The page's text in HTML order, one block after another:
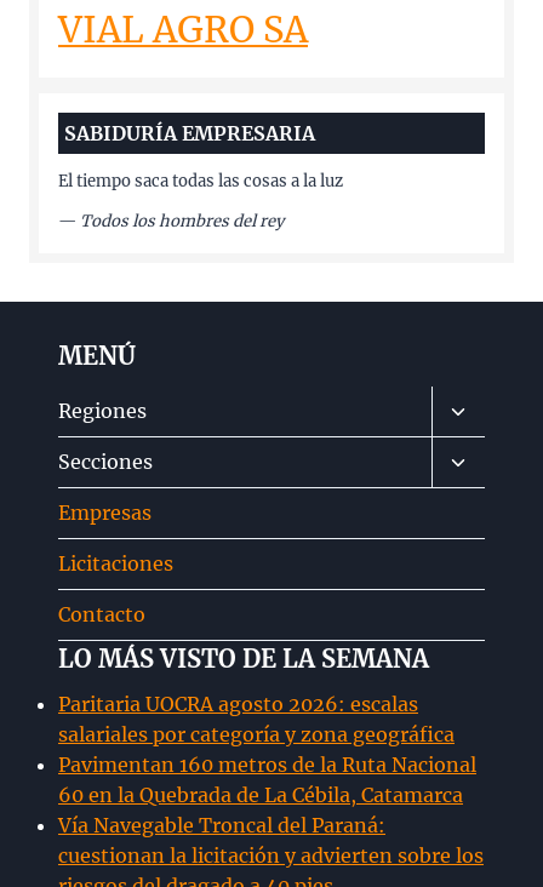
VIAL AGRO SA
SABIDURÍA EMPRESARIA
El tiempo saca todas las cosas a la luz
— Todos los hombres del rey
MENÚ
Regiones
Alternar
menú
hijo
Secciones
Alternar
menú
Empresas
Licitaciones
Contacto
LO MÁS VISTO DE LA SEMANA
Paritaria UOCRA agosto 2026: escalas
salariales por categoría y zona geográfica
Pavimentan 160 metros de la Ruta Nacional
60 en la Quebrada de La Cébila, Catamarca
Vía Navegable Troncal del Paraná:
cuestionan la licitación y advierten sobre los